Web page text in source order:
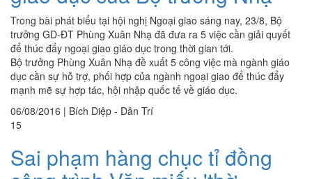
Trong bài phát biểu tại hội nghị Ngoại giao sáng nay, 23/8, Bộ
trưởng GD-ĐT Phùng Xuân Nhạ đã đưa ra 5 việc cần giải quyết
để thúc đẩy ngoại giao giáo dục trong thời gian tới.
Bộ trưởng Phùng Xuân Nhạ đề xuất 5 công việc mà ngành giáo
dục cần sự hỗ trợ, phối hợp của ngành ngoại giao để thúc đẩy
mạnh mẽ sự hợp tác, hội nhập quốc tế về giáo dục.
06/08/2016 | Bích Diệp - Dân Trí
15
Sai phạm hàng chục tỉ đồng